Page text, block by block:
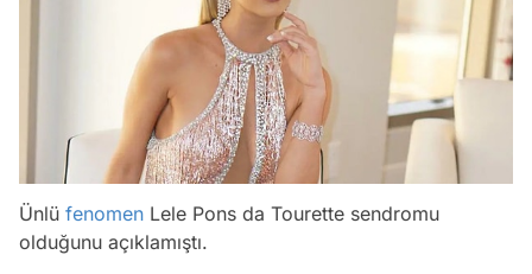
Ünlü fenomen Lele Pons da Tourette sendromu
olduğunu açıklamıştı.